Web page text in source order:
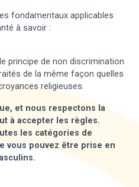
fondamentaux applicables
à savoir :
principe de non discrimination
de la même façon quelles
religieuses.
et nous respectons la
à accepter les règles.
les catégories de
vous pouvez être prise en